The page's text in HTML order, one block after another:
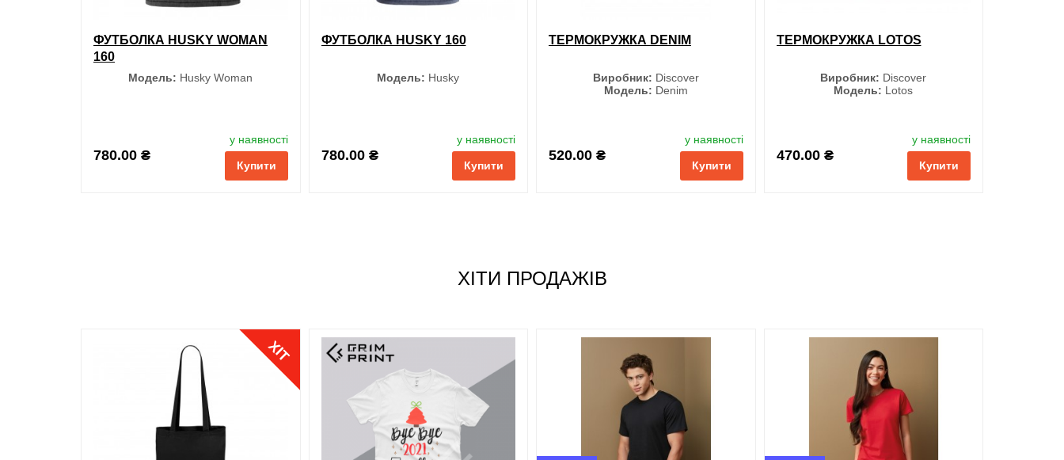
ФУТБОЛКА HUSKY WOMAN
160
Модель: Husky Woman
780.00 ₴
у наявності
Купити
Чорний
XL
XXL
ФУТБОЛКА HUSKY 160
Модель: Husky
780.00 ₴
у наявності
Купити
Чорний
XXL
ТЕРМОКРУЖКА DENIM
Виробник: Discover
Модель: Denim
520.00 ₴
у наявності
Купити
Чорний
ТЕРМОКРУЖКА LOTOS
Виробник: Discover
Модель: Lotos
470.00 ₴
у наявності
Купити
Чорний
порівняння
ХІТИ ПРОДАЖІВ
ХІТ